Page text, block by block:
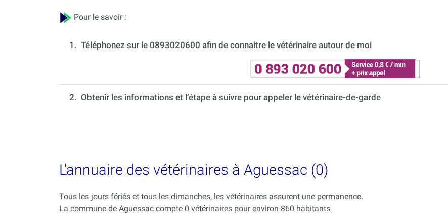
Pour le savoir :
1. Téléphonez sur le 0893020600 afin de connaitre le vétérinaire autour de moi
2. Obtenir les informations et l’étape à suivre pour appeler le vétérinaire-de-garde
L'annuaire des vétérinaires à Aguessac (0)
Tous les jours fériés et tous les dimanches, les vétérinaires assurent une permanence.
La commune de Aguessac compte 0 vétérinaires pour environ 860 habitants